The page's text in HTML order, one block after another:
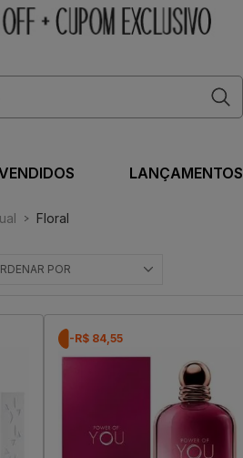
LANÇAMENTOS
Floral
POR
-R$ 84,55